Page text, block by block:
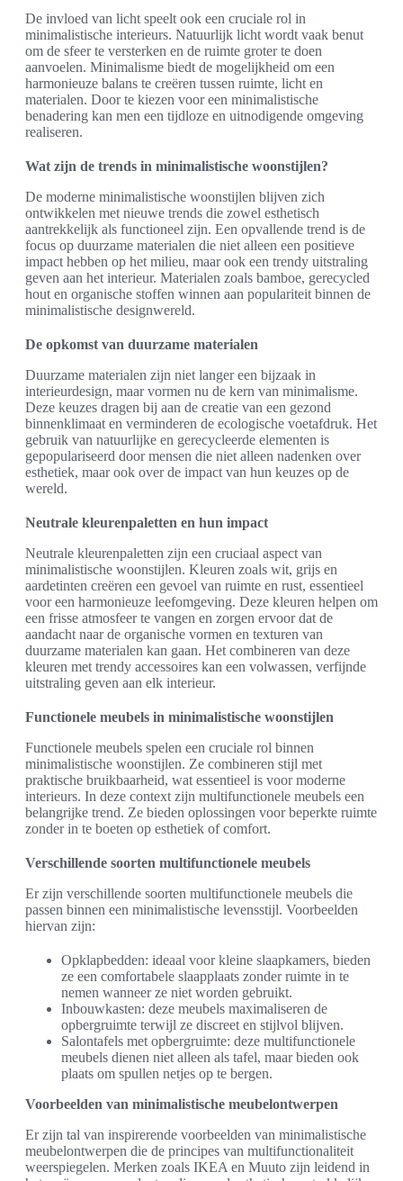
De invloed van licht speelt ook een cruciale rol in
minimalistische interieurs. Natuurlijk licht wordt vaak benut
om de sfeer te versterken en de ruimte groter te doen
aanvoelen. Minimalisme biedt de mogelijkheid om een
harmonieuze balans te creëren tussen ruimte, licht en
materialen. Door te kiezen voor een minimalistische
benadering kan men een tijdloze en uitnodigende omgeving
realiseren.
Wat zijn de trends in minimalistische woonstijlen?
De moderne minimalistische woonstijlen blijven zich
ontwikkelen met nieuwe trends die zowel esthetisch
aantrekkelijk als functioneel zijn. Een opvallende trend is de
focus op duurzame materialen die niet alleen een positieve
impact hebben op het milieu, maar ook een trendy uitstraling
geven aan het interieur. Materialen zoals bamboe, gerecycled
hout en organische stoffen winnen aan populariteit binnen de
minimalistische designwereld.
De opkomst van duurzame materialen
Duurzame materialen zijn niet langer een bijzaak in
interieurdesign, maar vormen nu de kern van minimalisme.
Deze keuzes dragen bij aan de creatie van een gezond
binnenklimaat en verminderen de ecologische voetafdruk. Het
gebruik van natuurlijke en gerecycleerde elementen is
gepopulariseerd door mensen die niet alleen nadenken over
esthetiek, maar ook over de impact van hun keuzes op de
wereld.
Neutrale kleurenpaletten en hun impact
Neutrale kleurenpaletten zijn een cruciaal aspect van
minimalistische woonstijlen. Kleuren zoals wit, grijs en
aardetinten creëren een gevoel van ruimte en rust, essentieel
voor een harmonieuze leefomgeving. Deze kleuren helpen om
een frisse atmosfeer te vangen en zorgen ervoor dat de
aandacht naar de organische vormen en texturen van
duurzame materialen kan gaan. Het combineren van deze
kleuren met trendy accessoires kan een volwassen, verfijnde
uitstraling geven aan elk interieur.
Functionele meubels in minimalistische woonstijlen
Functionele meubels spelen een cruciale rol binnen
minimalistische woonstijlen. Ze combineren stijl met
praktische bruikbaarheid, wat essentieel is voor moderne
interieurs. In deze context zijn multifunctionele meubels een
belangrijke trend. Ze bieden oplossingen voor beperkte ruimte
zonder in te boeten op esthetiek of comfort.
Verschillende soorten multifunctionele meubels
Er zijn verschillende soorten multifunctionele meubels die
passen binnen een minimalistische levensstijl. Voorbeelden
hiervan zijn:
Opklapbedden: ideaal voor kleine slaapkamers, bieden
ze een comfortabele slaapplaats zonder ruimte in te
nemen wanneer ze niet worden gebruikt.
Inbouwkasten: deze meubels maximaliseren de
opbergruimte terwijl ze discreet en stijlvol blijven.
Salontafels met opbergruimte: deze multifunctionele
meubels dienen niet alleen als tafel, maar bieden ook
plaats om spullen netjes op te bergen.
Voorbeelden van minimalistische meubelontwerpen
Er zijn tal van inspirerende voorbeelden van minimalistische
meubelontwerpen die de principes van multifunctionaliteit
weerspiegelen. Merken zoals IKEA en Muuto zijn leidend in